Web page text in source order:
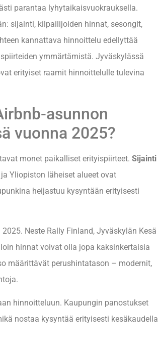
parantaa lyhytaikaisvuokrauksella.
sijainti, kilpailijoiden hinnat, sesongit,
kannattava hinnoittelu edellyttää
ymmärtämistä. Jyväskylässä
erityiset raamit hinnoittelulle tulevina
asunnon
vuonna 2025?
monet paikalliset erityispiirteet. Sijainti
Yliopiston läheiset alueet ovat
heijastuu kysyntään erityisesti
Neste Rally Finland, Jyväskylän Kesä
hinnat voivat olla jopa kaksinkertaisia
määrittävät perushintatason – modernit,
hinnoitteluun. Kaupungin panostukset
nostaa kysyntää erityisesti kesäkaudella